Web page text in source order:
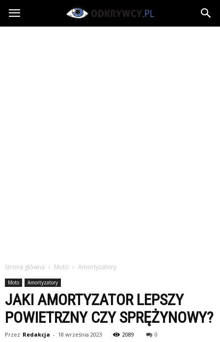
Odkrywcy.pl
Strona główna Moto Amortyzatory
Moto Amortyzatory
JAKI AMORTYZATOR LEPSZY
POWIETRZNY CZY SPRĘŻYNOWY?
Przez Redakcja - 18 września 2023 2089 0